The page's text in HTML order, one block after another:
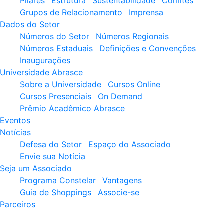
Grupos de Relacionamento
Imprensa
Dados do Setor
Números do Setor
Números Regionais
Números Estaduais
Definições e Convenções
Inaugurações
Universidade Abrasce
Sobre a Universidade
Cursos Online
Cursos Presenciais
On Demand
Prêmio Acadêmico Abrasce
Eventos
Notícias
Defesa do Setor
Espaço do Associado
Envie sua Notícia
Seja um Associado
Programa Constelar
Vantagens
Guia de Shoppings
Associe-se
Parceiros